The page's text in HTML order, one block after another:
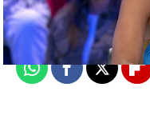
Publicado: 27
WhatsappFacebook
X